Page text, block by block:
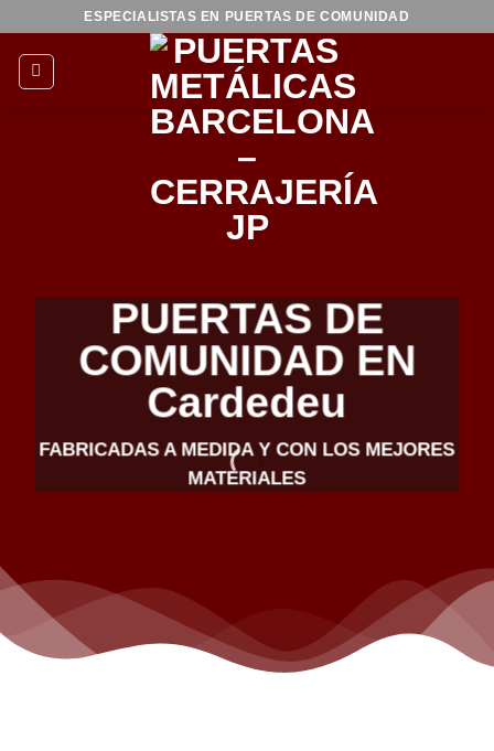
contenido
ESPECIALISTAS EN PUERTAS DE COMUNIDAD
PUERTAS DE
COMUNIDAD EN
Cardedeu
FABRICADAS A MEDIDA Y CON LOS MEJORES
MATERIALES